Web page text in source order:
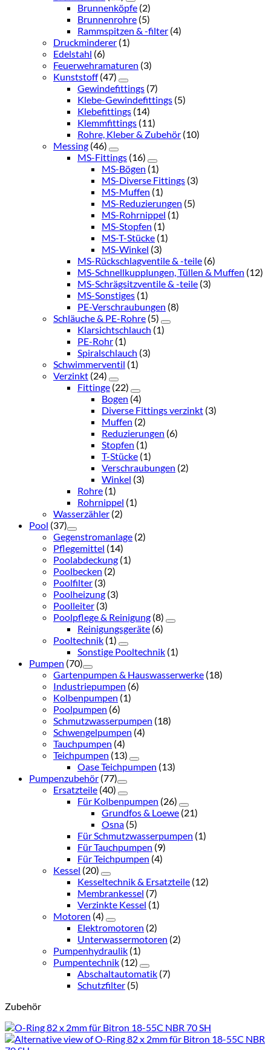
Brunnenköpfe (2)
Brunnenrohre (5)
Rammspitzen & -filter (4)
Druckminderer (1)
Edelstahl (6)
Feuerwehramaturen (3)
Kunststoff (47)
Gewindefittings (7)
Klebe-Gewindefittings (5)
Klebefittings (14)
Klemmfittings (11)
Rohre, Kleber & Zubehör (10)
Messing (46)
MS-Fittings (16)
MS-Bögen (1)
MS-Diverse Fittings (3)
MS-Muffen (1)
MS-Reduzierungen (5)
MS-Rohrnippel (1)
MS-Stopfen (1)
MS-T-Stücke (1)
MS-Winkel (3)
MS-Rückschlagventile & -teile (6)
MS-Schnellkupplungen, Tüllen & Muffen (12)
MS-Schrägsitzventile & -teile (3)
MS-Sonstiges (1)
PE-Verschraubungen (8)
Schläuche & PE-Rohre (5)
Klarsichtschlauch (1)
PE-Rohr (1)
Spiralschlauch (3)
Schwimmerventil (1)
Verzinkt (24)
Fittinge (22)
Bogen (4)
Diverse Fittings verzinkt (3)
Muffen (2)
Reduzierungen (6)
Stopfen (1)
T-Stücke (1)
Verschraubungen (2)
Winkel (3)
Rohre (1)
Rohrnippel (1)
Wasserzähler (2)
Pool (37)
Gegenstromanlage (2)
Pflegemittel (14)
Poolabdeckung (1)
Poolbecken (2)
Poolfilter (3)
Poolheizung (3)
Poolleiter (3)
Poolpflege & Reinigung (8)
Reinigungsgeräte (6)
Pooltechnik (1)
Sonstige Pooltechnik (1)
Pumpen (70)
Gartenpumpen & Hauswasserwerke (18)
Industriepumpen (6)
Kolbenpumpen (1)
Poolpumpen (6)
Schmutzwasserpumpen (18)
Schwengelpumpen (4)
Tauchpumpen (4)
Teichpumpen (13)
Oase Teichpumpen (13)
Pumpenzubehör (77)
Ersatzteile (40)
Für Kolbenpumpen (26)
Grundfos & Loewe (21)
Osna (5)
Für Schmutzwasserpumpen (1)
Für Tauchpumpen (9)
Für Teichpumpen (4)
Kessel (20)
Kesseltechnik & Ersatzteile (12)
Membrankessel (7)
Verzinkte Kessel (1)
Motoren (4)
Elektromotoren (2)
Unterwassermotoren (2)
Pumpenhydraulik (1)
Pumpentechnik (12)
Abschaltautomatik (7)
Schutzfilter (5)
Zubehör